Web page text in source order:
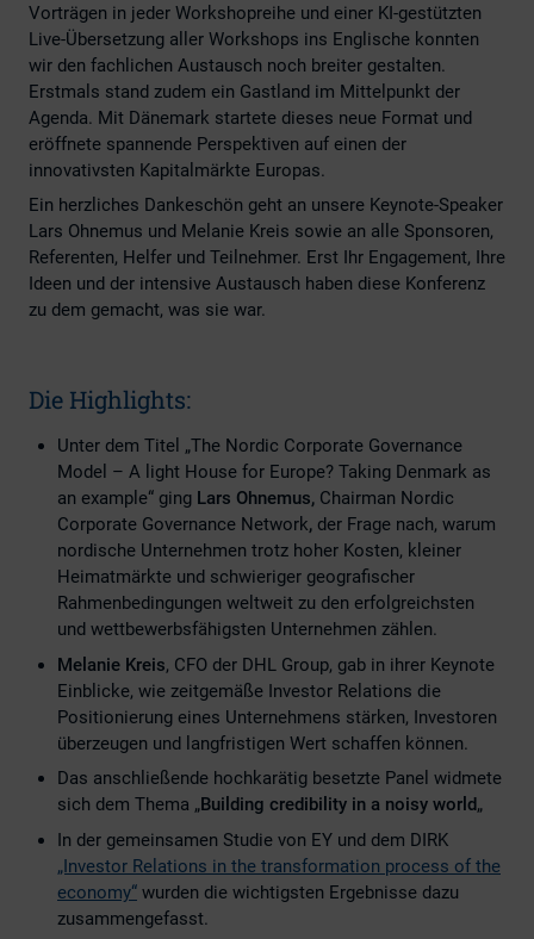
Vorträgen in jeder Workshopreihe und einer KI-gestützten
Live-Übersetzung aller Workshops ins Englische konnten
wir den fachlichen Austausch noch breiter gestalten.
Erstmals stand zudem ein Gastland im Mittelpunkt der
Agenda. Mit Dänemark startete dieses neue Format und
eröffnete spannende Perspektiven auf einen der
innovativsten Kapitalmärkte Europas.
Ein herzliches Dankeschön geht an unsere Keynote-Speaker
Lars Ohnemus und Melanie Kreis sowie an alle Sponsoren,
Referenten, Helfer und Teilnehmer. Erst Ihr Engagement, Ihre
Ideen und der intensive Austausch haben diese Konferenz
zu dem gemacht, was sie war.
Die Highlights:
Unter dem Titel „The Nordic Corporate Governance
Model – A light House for Europe? Taking Denmark as
an example“ ging Lars Ohnemus, Chairman Nordic
Corporate Governance Network, der Frage nach, warum
nordische Unternehmen trotz hoher Kosten, kleiner
Heimatmärkte und schwieriger geografischer
Rahmenbedingungen weltweit zu den erfolgreichsten
und wettbewerbsfähigsten Unternehmen zählen.
Melanie Kreis, CFO der DHL Group, gab in ihrer Keynote
Einblicke, wie zeitgemäße Investor Relations die
Positionierung eines Unternehmens stärken, Investoren
überzeugen und langfristigen Wert schaffen können.
Das anschließende hochkarätig besetzte Panel widmete
sich dem Thema „Building credibility in a noisy world„
In der gemeinsamen Studie von EY und dem DIRK
„Investor Relations in the transformation process of the
economy“ wurden die wichtigsten Ergebnisse dazu
zusammengefasst.